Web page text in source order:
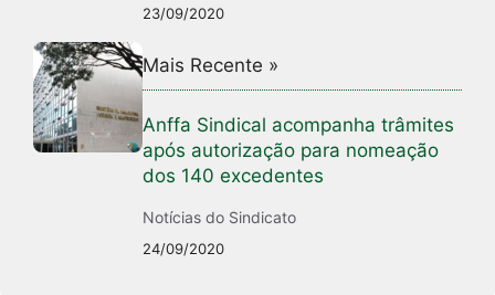
23/09/2020
Mais Recente »
Anffa Sindical acompanha trâmites
após autorização para nomeação
dos 140 excedentes
Notícias do Sindicato
24/09/2020